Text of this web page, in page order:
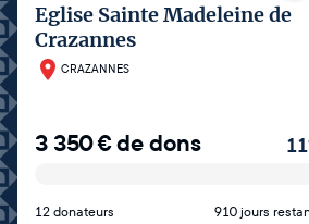
Eglise Sainte Madeleine de
Crazannes
CRAZANNES
3 350€de dons 11
12 donateurs 910 jours